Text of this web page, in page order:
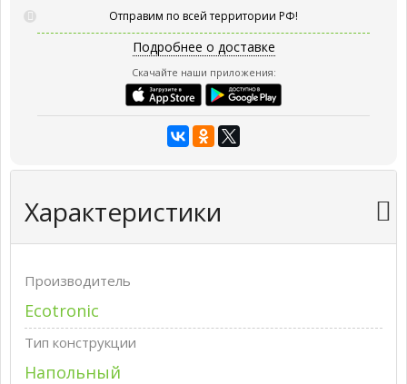
Отправим по всей территории РФ!
Подробнее о доставке
Скачайте наши приложения:
Характеристики
Производитель
Ecotronic
Тип конструкции
Напольный